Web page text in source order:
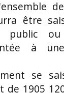
être
public ou
à
se
de 1905